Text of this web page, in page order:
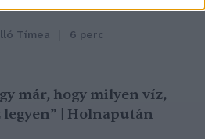
Tímea 6 perc
már, hogy milyen víz,
legyen” | Holnapután